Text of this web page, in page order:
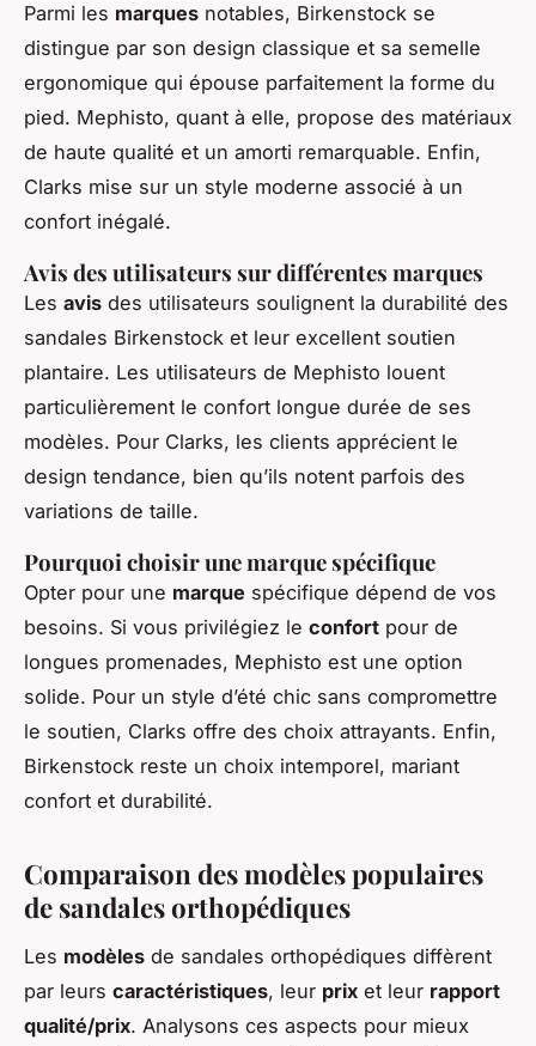
Parmi les marques notables, Birkenstock se
distingue par son design classique et sa semelle
ergonomique qui épouse parfaitement la forme du
pied. Mephisto, quant à elle, propose des matériaux
de haute qualité et un amorti remarquable. Enfin,
Clarks mise sur un style moderne associé à un
confort inégalé.
Avis des utilisateurs sur différentes marques
Les avis des utilisateurs soulignent la durabilité des
sandales Birkenstock et leur excellent soutien
plantaire. Les utilisateurs de Mephisto louent
particulièrement le confort longue durée de ses
modèles. Pour Clarks, les clients apprécient le
design tendance, bien qu’ils notent parfois des
variations de taille.
Pourquoi choisir une marque spécifique
Opter pour une marque spécifique dépend de vos
besoins. Si vous privilégiez le confort pour de
longues promenades, Mephisto est une option
solide. Pour un style d’été chic sans compromettre
le soutien, Clarks offre des choix attrayants. Enfin,
Birkenstock reste un choix intemporel, mariant
confort et durabilité.
Comparaison des modèles populaires
de sandales orthopédiques
Les modèles de sandales orthopédiques diffèrent
par leurs caractéristiques, leur prix et leur rapport
qualité/prix. Analysons ces aspects pour mieux